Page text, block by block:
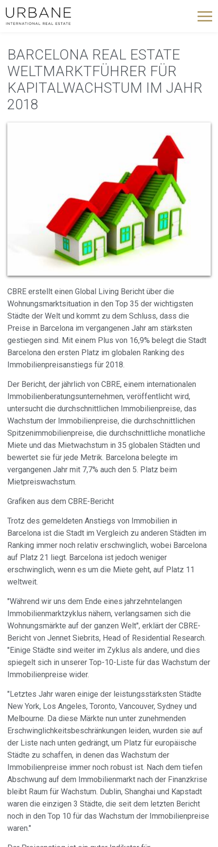
BARCELONA REAL ESTATE
WELTMARKTFÜHRER FÜR
KAPITALWACHSTUM IM JAHR
2018
CBRE erstellt einen Global Living Bericht über die
Wohnungsmarktsituation in den Top 35 der wichtigsten
Städte der Welt und kommt zu dem Schluss, dass die
Preise in Barcelona im vergangenen Jahr am stärksten
gestiegen sind. Mit einem Plus von 16,9% belegt die Stadt
Barcelona den ersten Platz im globalen Ranking des
Immobilienpreisanstiegs für 2018.
Der Bericht, der jährlich von CBRE, einem internationalen
Immobilienberatungsunternehmen, veröffentlicht wird,
untersucht die durchschnittlichen Immobilienpreise, das
Wachstum der Immobilienpreise, die durchschnittlichen
Spitzenimmobilienpreise, die durchschnittliche monatliche
Miete und das Mietwachstum in 35 globalen Städten und
bewertet sie für jede Metrik. Barcelona belegte im
vergangenen Jahr mit 7,7% auch den 5. Platz beim
Mietpreiswachstum.
Grafiken aus dem CBRE-Bericht
Trotz des gemeldeten Anstiegs von Immobilien in
Barcelona ist die Stadt im Vergleich zu anderen Städten im
Ranking immer noch relativ erschwinglich, wobei Barcelona
auf Platz 21 liegt. Barcelona ist jedoch weniger
erschwinglich, wenn es um die Miete geht, auf Platz 11
weltweit.
"Während wir uns dem Ende eines jahrzehntelangen
Immobilienmarktzyklus nähern, verlangsamen sich die
Wohnungsmärkte auf der ganzen Welt", erklärt der CBRE-
Bericht von Jennet Siebrits, Head of Residential Research.
"Einige Städte sind weiter im Zyklus als andere, und dies
spiegelt sich in unserer Top-10-Liste für das Wachstum der
Immobilienpreise wider.
"Letztes Jahr waren einige der leistungsstärksten Städte
New York, Los Angeles, Toronto, Vancouver, Sydney und
Melbourne. Da diese Märkte nun unter zunehmenden
Erschwinglichkeitsbeschränkungen leiden, wurden sie auf
der Liste nach unten gedrängt, um Platz für europäische
Städte zu schaffen, in denen das Wachstum der
Immobilienpreise immer noch robust ist. Nach dem tiefen
Abschwung auf dem Immobilienmarkt nach der Finanzkrise
bleibt Raum für Wachstum. Dublin, Shanghai und Kapstadt
waren die einzigen 3 Städte, die seit dem letzten Bericht
noch in den Top 10 für das Wachstum der Immobilienpreise
waren."
Technik und Funktional
Immer aktiv
Diese Website verwendet eigene Cookies, um
Informationen zu sammeln, um unsere Dienste zu
verbessern. Wenn Sie weiter surfen, akzeptieren Sie deren
Installation. Der Benutzer hat die Möglichkeit, seinen
Browser zu konfigurieren und auf Wunsch zu verhindern,
dass er auf seiner Festplatte installiert wird, obwohl er
Navigieren auf der Website führen kann.
Analytik und Anpassung
Sie ermöglichen die Beobachtung und Analyse des
Verhaltens der Nutzer dieser Website. Die durch diese Art
von Cookies gesammelten Informationen werden
verwendet, um die Aktivität des Webs zu messen, um
Benutzernavigationsprofile zu erstellen, um basierend auf
der Analyse der Nutzungsdaten der Benutzer des Dienstes
Verbesserungen einzuführen. Sie ermöglichen es uns, die
Präferenzinformationen des Benutzers zu speichern, um
durch empfohlene Produkte ein besseres Erlebnis zu
bieten.
Marketing und Publizität
Diese Cookies werden verwendet, um Informationen über
die Präferenzen und persönlichen Entscheidungen des
Benutzers durch die kontinuierliche Beobachtung seiner
Surfgewohnheiten zu speichern. Dank ihnen können wir
die Surfgewohnheiten auf der Website kennen und
Werbung in Bezug auf das Surfprofil des Benutzers